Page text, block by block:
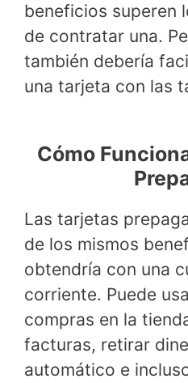
beneficios superen
de contratar una.
también debería
una tarjeta con las
Cómo
Las tarjetas
de los mismos
obtendría con una
corriente. Puede
compras en la
facturas, retirar
automático e